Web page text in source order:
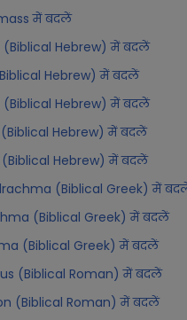
में बदलें
(Biblical Hebrew) में बदलें
Hebrew) में बदलें
(Biblical Hebrew) में बदलें
(Biblical Hebrew) में बदलें
(Biblical Hebrew) में बदलें
(Biblical Greek) में
(Biblical Greek) में बदलें
(Biblical Greek) में बदलें
(Biblical Roman) में बदलें
(Biblical Roman) में बदलें